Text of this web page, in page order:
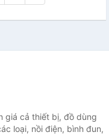
giá cả thiết bị, đồ dùng
loại, nồi điện, bình đun,